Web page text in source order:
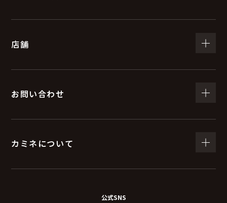
（５）個人情報の取扱いの委託について
取得した個人情報の取扱いの全部又は、一部を委託する
託を行います。
報の一部をご提供いただけない場合は、お問い合わせ内
店舗
お問い合わせ
カミネについて
公式SNS